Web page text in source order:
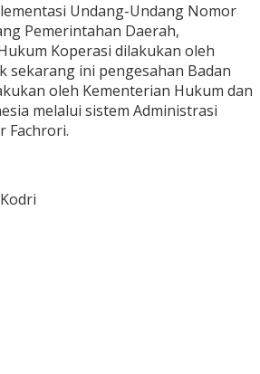
Undang-Undang Nomor
Pemerintahan Daerah,
Koperasi dilakukan oleh
sekarang ini pengesahan Badan
oleh Kementerian Hukum dan
melalui sistem Administrasi
Fachrori.